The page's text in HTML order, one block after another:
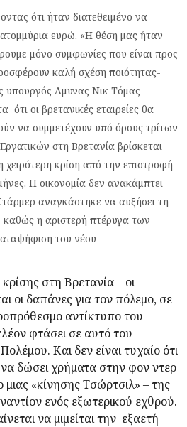
ότι ήταν διατεθειμένο να
ευρώ. «Η θέση μας ήταν
μόνο συμφωνίες που είναι προς
καλή σχέση ποιότητας-
υπουργός Αμυνας Νικ Τόμας-
ότι οι βρετανικές εταιρείες θα
να συμμετέχουν υπό όρους τρίτων
στη Βρετανία βρίσκεται
κρίση από την επιστροφή
Η οικονομία δεν ανακάμπτει
αναγκάστηκε να αυξήσει τη
η αριστερή πτέρυγα των
του νέου
στη Βρετανία – οι
οι δαπάνες για τον πόλεμο, σε
αντίκτυπο του
φτάσει σε αυτό του
Και δεν είναι τυχαίο ότι
δώσει χρήματα στην φον ντερ
μιας «κίνησης Τσώρτσιλ» – της
ενός εξωτερικού εχθρού.
να μιμείται την εξαετή